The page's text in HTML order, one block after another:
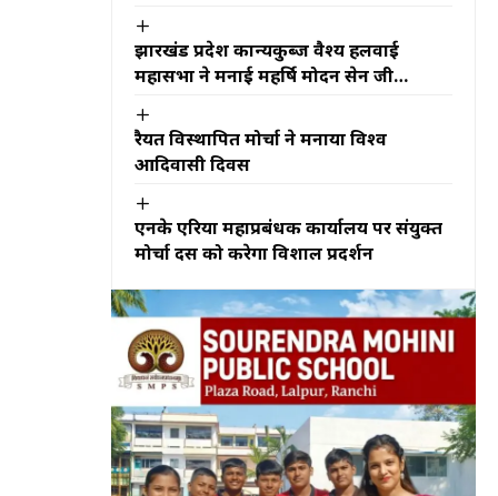
झारखंड प्रदेश कान्यकुब्ज वैश्य हलवाई
महासभा ने मनाई महर्षि मोदन सेन जी
रैयत विस्थापित मोर्चा ने मनाया विश्व
आदिवासी दिवस
एनके एरिया महाप्रबंधक कार्यालय पर संयुक्त
मोर्चा दस को करेगा विशाल प्रदर्शन